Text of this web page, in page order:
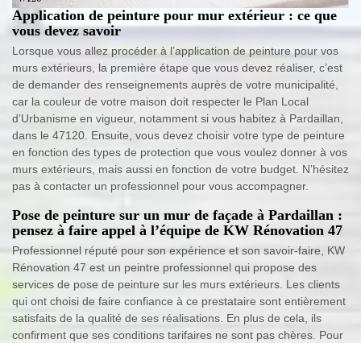
Application de peinture pour mur extérieur : ce que
vous devez savoir
Lorsque vous allez procéder à l’application de peinture pour vos
murs extérieurs, la première étape que vous devez réaliser, c’est
de demander des renseignements auprès de votre municipalité,
car la couleur de votre maison doit respecter le Plan Local
d’Urbanisme en vigueur, notamment si vous habitez à Pardaillan,
dans le 47120. Ensuite, vous devez choisir votre type de peinture
en fonction des types de protection que vous voulez donner à vos
murs extérieurs, mais aussi en fonction de votre budget. N’hésitez
pas à contacter un professionnel pour vous accompagner.
Pose de peinture sur un mur de façade à Pardaillan :
pensez à faire appel à l’équipe de KW Rénovation 47
Professionnel réputé pour son expérience et son savoir-faire, KW
Rénovation 47 est un peintre professionnel qui propose des
services de pose de peinture sur les murs extérieurs. Les clients
qui ont choisi de faire confiance à ce prestataire sont entièrement
satisfaits de la qualité de ses réalisations. En plus de cela, ils
confirment que ses conditions tarifaires ne sont pas chères. Pour